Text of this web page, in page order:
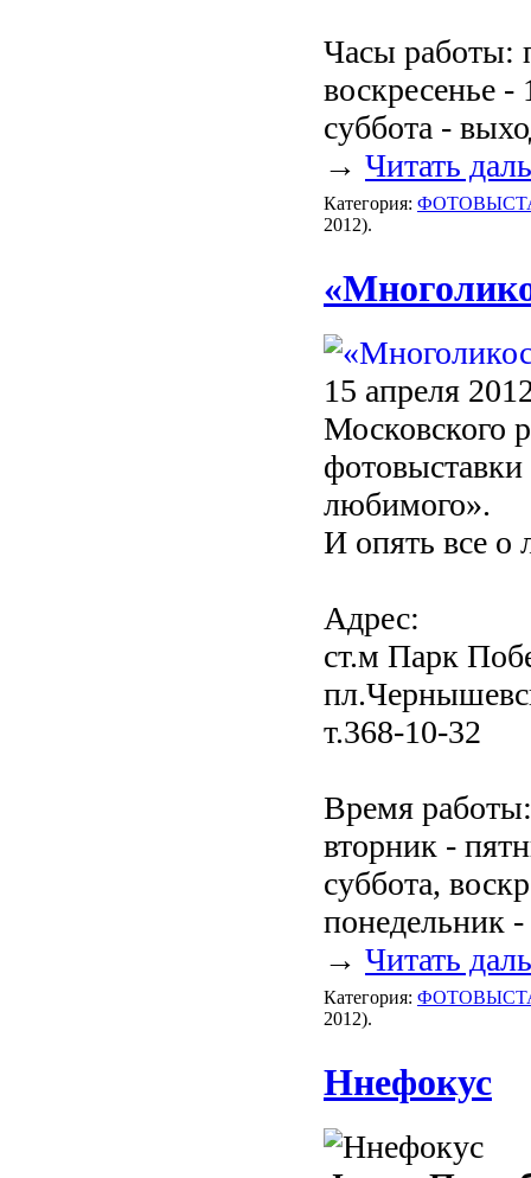
Часы работы:
воскресенье -
суббота -
→ Читать
Категория:
2012).
15 апреля
Московского
любимого».
И опять все о
Адрес:
ст.м Парк
т.368-10-32
Время работы:
вторник -
суббота,
понедельник
→ Читать
Категория:
2012).
Ннефокус